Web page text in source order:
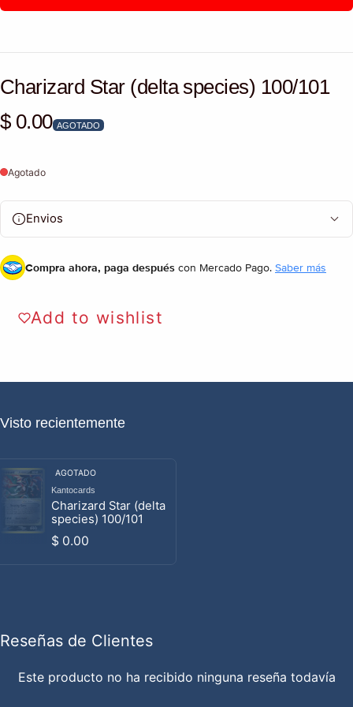
Charizard Star (delta species) 100/101
Precio habitual
$ 0.00 AGOTADO
Agotado
Envios
Compra ahora, paga después con Mercado Pago. Saber más
Add to wishlist
Visto recientemente
AGOTADO
Proveedor:
Kantocards
Charizard Star (delta
species) 100/101
Precio habitual
$ 0.00
Reseñas de Clientes
Este producto no ha recibido ninguna reseña todavía